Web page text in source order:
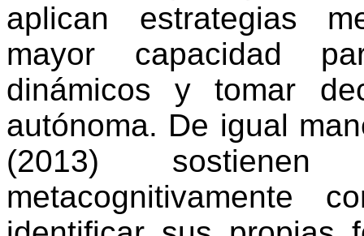
aplican estrategias
mayor capacidad
dinámicos y tomar
autónoma. De igual
(2013)
metacognitivamente